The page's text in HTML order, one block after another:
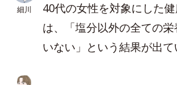
細川
40代の女性を対象にした
は、「塩分以外の全ての
いない」という結果が出て